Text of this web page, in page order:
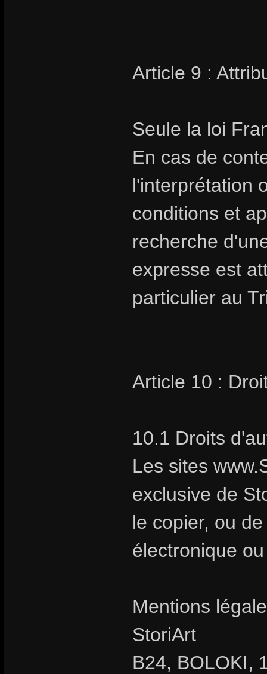
Article 9 :
Seule la loi
En cas de
l'interprétation
conditions et
recherche
expresse est
particulier au
Article 10 :
10.1 Droits
Les sites
exclusive de
le copier, ou
électronique
Mentions
StoriArt
B24, BOLOKI,